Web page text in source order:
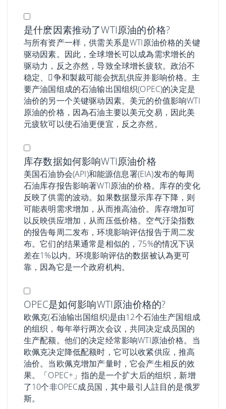
是什麽因素推动了WTI原油的价格?
与所有资产一样，供需关系是WTI原油价格的关键
驱动因素。因此，全球增长可以成為需求增长的
驱动力，反之亦然，导致全球增长疲软。政治不
稳定、𢧐争和製裁可能会扰乱供应并影响价格。主
要产油国组成的石油输出国组织(OPEC)的决定是
油价的另一个关键驱动因素。美元的价值影响WTI
原油的价格，因為石油主要以美元交易，因此美
元疲软可以使石油更便宜，反之亦然。
库存数据如何影响WTI原油价格
美国石油协会(API)和能源信息署(EIA)发布的每周
石油库存报告影响著WTI原油的价格。库存的变化
反映了供需的波动。如果数据显示库存下降，则
可能表明需求增加，从而推高油价。库存增加可
以反映供应增加，从而压低价格。空气汙染指数
的报告每周二发布，环境影响评估报告于周二发
布。它们的结果通常是相似的，75%的情况下误
差在1%以内。环境影响评估的数据被认為更可
靠，因為它是一个政府机构。
OPEC是如何影响WTI原油价格的?
欧佩克(石油输出国组织)是由12个石油生产国组成
的组织，每年举行两次会议，共同决定成员国的
生产配额。他们的决定经常影响WTI原油价格。当
欧佩克决定降低配额时，它可以收紧供应，推高
油价。当欧佩克增加产量时，它会产生相反的效
果。「OPEC+」指的是一个扩大后的组织，新增
了10个非OPEC成员国，其中最引人註目的是俄罗
斯。